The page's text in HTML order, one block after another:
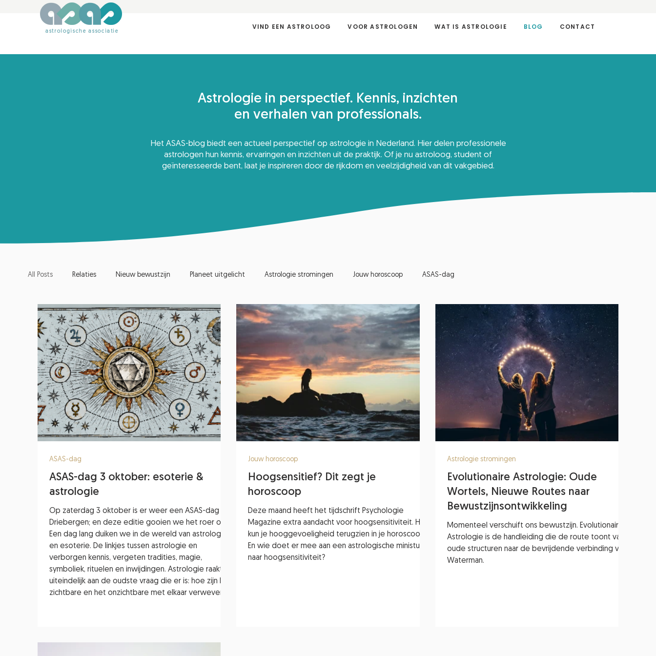
astrologische associatie
VIND EEN ASTROLOOG VOOR ASTROLOGEN WAT IS ASTROLOGIE BLOG CONTACT
Astrologie in perspectief. Kennis, inzichten
en verhalen van professionals.
Het ASAS-blog biedt een actueel perspectief op astrologie in Nederland. Hier delen professionele
astrologen hun kennis, ervaringen en inzichten uit de praktijk. Of je nu astroloog, student of
geïnteresseerde bent, laat je inspireren door de rijkdom en veelzijdigheid van dit vakgebied.
All Posts Relaties Nieuw bewustzijn Planeet uitgelicht Astrologie stromingen Jouw horoscoop ASAS-dag
ASAS-dag 3 oktober: esoterie &
astrologie
Op zaterdag 3 oktober is er weer een ASAS-dag in
Driebergen; en deze editie gooien we het roer om.
Een dag lang duiken we in de wereld van astrologie
en esoterie. De linkjes tussen astrologie en
verborgen kennis, vergeten tradities, magie,
symboliek, rituelen en inwijdingen. Astrologie raakt
uiteindelijk aan de oudste vraag die er is: hoe zijn het
zichtbare en het onzichtbare met elkaar verweven?
ASAS-dag
Hoogsensitief? Dit zegt je
horoscoop
Deze maand heeft het tijdschrift Psychologie
Magazine extra aandacht voor hoogsensitiviteit. Hoe
kun je hooggevoeligheid terugzien in je horoscoop?
En wie doet er mee aan een astrologische ministudie
naar hoogsensitiviteit?
Jouw horoscoop
Evolutionaire Astrologie: Oude
Wortels, Nieuwe Routes naar
Bewustzijnsontwikkeling
Momenteel verschuift ons bewustzijn. Evolutionaire
Astrologie is de handleiding die de route toont van
oude structuren naar de bevrijdende verbinding van
Waterman.
Astrologie stromingen